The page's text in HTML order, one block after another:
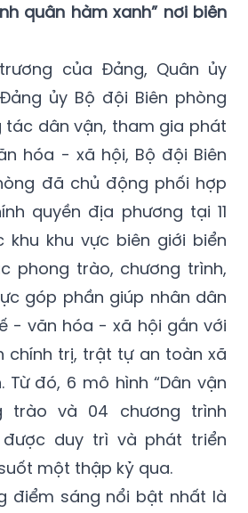
quân hàm xanh” nơi biên
của Đảng, Quân ủy
ủy Bộ đội Biên phòng
dân vận, tham gia phát
hóa - xã hội, Bộ đội Biên
đã chủ động phối hợp
quyền địa phương tại 11
khu khu vực biên giới biển
phong trào, chương trình,
góp phần giúp nhân dân
- văn hóa - xã hội gắn với
chính trị, trật tự an toàn xã
Từ đó, 6 mô hình “Dân vận
trào và 04 chương trình
duy trì và phát triển
một thập kỷ qua.
điểm sáng nổi bật nhất là